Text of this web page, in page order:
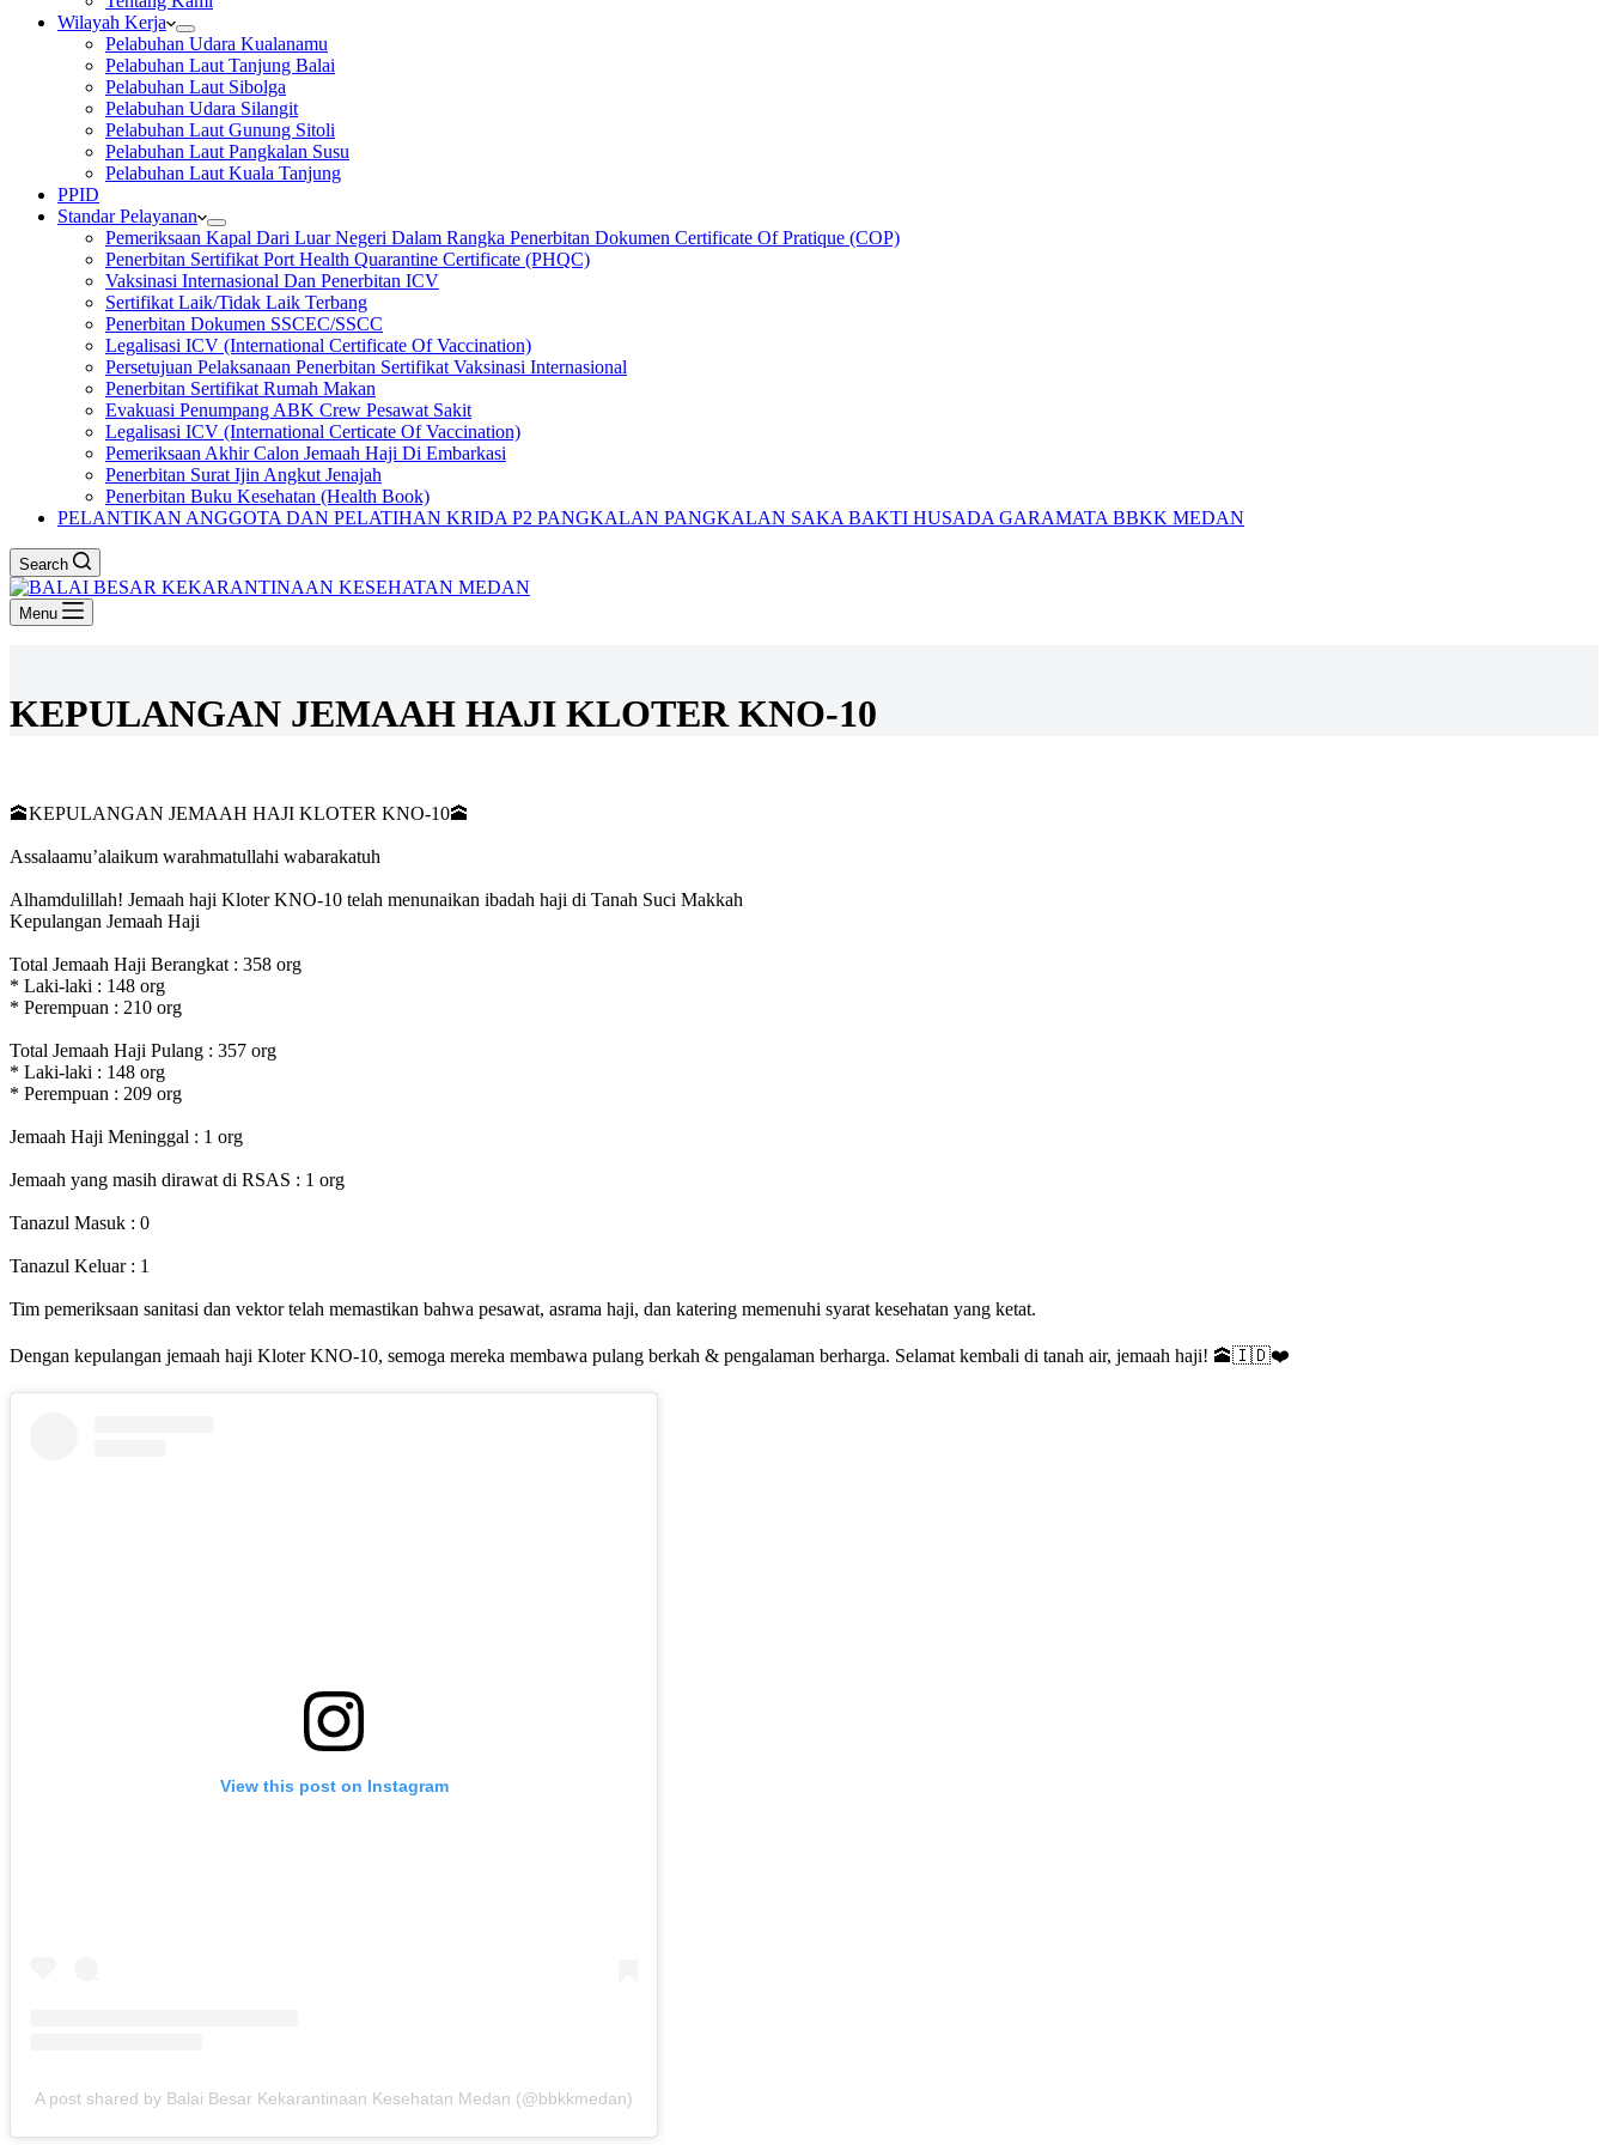
Wilayah Kerja
Pelabuhan Udara Kualanamu
Pelabuhan Laut Tanjung Balai
Pelabuhan Laut Sibolga
Pelabuhan Udara Silangit
Pelabuhan Laut Gunung Sitoli
Pelabuhan Laut Pangkalan Susu
Pelabuhan Laut Kuala Tanjung
PPID
Standar Pelayanan
Pemeriksaan Kapal Dari Luar Negeri Dalam Rangka Penerbitan Dokumen Certificate Of Pratique (COP)
Penerbitan Sertifikat Port Health Quarantine Certificate (PHQC)
Vaksinasi Internasional Dan Penerbitan ICV
Sertifikat Laik/Tidak Laik Terbang
Penerbitan Dokumen SSCEC/SSCC
Legalisasi ICV (International Certificate Of Vaccination)
Persetujuan Pelaksanaan Penerbitan Sertifikat Vaksinasi Internasional
Penerbitan Sertifikat Rumah Makan
Evakuasi Penumpang ABK Crew Pesawat Sakit
Legalisasi ICV (International Certicate Of Vaccination)
Pemeriksaan Akhir Calon Jemaah Haji Di Embarkasi
Penerbitan Surat Ijin Angkut Jenajah
Penerbitan Buku Kesehatan (Health Book)
PELANTIKAN ANGGOTA DAN PELATIHAN KRIDA P2 PANGKALAN PANGKALAN SAKA BAKTI HUSADA GARAMATA BBKK MEDAN
Search
Menu
KEPULANGAN JEMAAH HAJI KLOTER KNO-10
🕋KEPULANGAN JEMAAH HAJI KLOTER KNO-10🕋
Assalaamu’alaikum warahmatullahi wabarakatuh
Alhamdulillah! Jemaah haji Kloter KNO-10 telah menunaikan ibadah haji di Tanah Suci Makkah
Kepulangan Jemaah Haji
Total Jemaah Haji Berangkat : 358 org
* Laki-laki : 148 org
* Perempuan : 210 org
Total Jemaah Haji Pulang : 357 org
* Laki-laki : 148 org
* Perempuan : 209 org
Jemaah Haji Meninggal : 1 org
Jemaah yang masih dirawat di RSAS : 1 org
Tanazul Masuk : 0
Tanazul Keluar : 1
Tim pemeriksaan sanitasi dan vektor telah memastikan bahwa pesawat, asrama haji, dan katering memenuhi syarat kesehatan yang ketat.
Dengan kepulangan jemaah haji Kloter KNO-10, semoga mereka membawa pulang berkah & pengalaman berharga. Selamat kembali di tanah air, jemaah haji! 🕋🇮🇩❤️
View this post on Instagram
A post shared by Balai Besar Kekarantinaan Kesehatan Medan (@bbkkmedan)